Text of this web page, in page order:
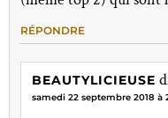
RÉPONDRE
BEAUTYLICIEUSE
samedi 22 septembre 2018 à